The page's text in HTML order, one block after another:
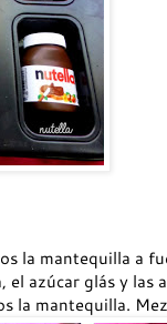
la mantequilla a
el azúcar glás y
la mantequilla.